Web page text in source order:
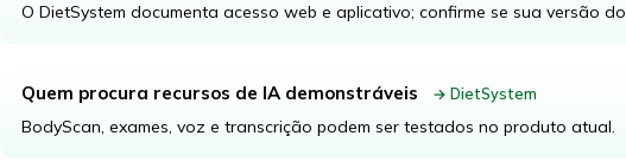
O DietSystem documenta acesso web e aplicativo; confirme se sua versão
Quem procura recursos de IA demonstráveis → DietSystem
BodyScan, exames, voz e transcrição podem ser testados no produto atual.